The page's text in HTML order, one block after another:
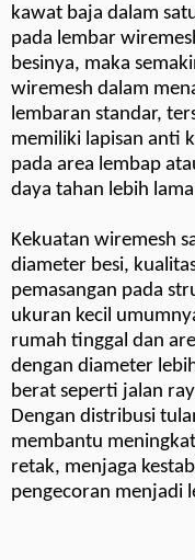
kawat baja dalam
pada lembar
besinya, maka
wiremesh dalam
lembaran standar,
memiliki lapisan anti
pada area lembap
daya tahan lebih
Kekuatan wiremesh
diameter besi,
pemasangan pada
ukuran kecil
rumah tinggal dan
dengan diameter
berat seperti jalan
Dengan distribusi
membantu
retak, menjaga
pengecoran menjadi